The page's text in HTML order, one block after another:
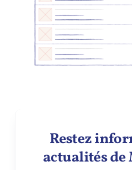
Restez
actualités de